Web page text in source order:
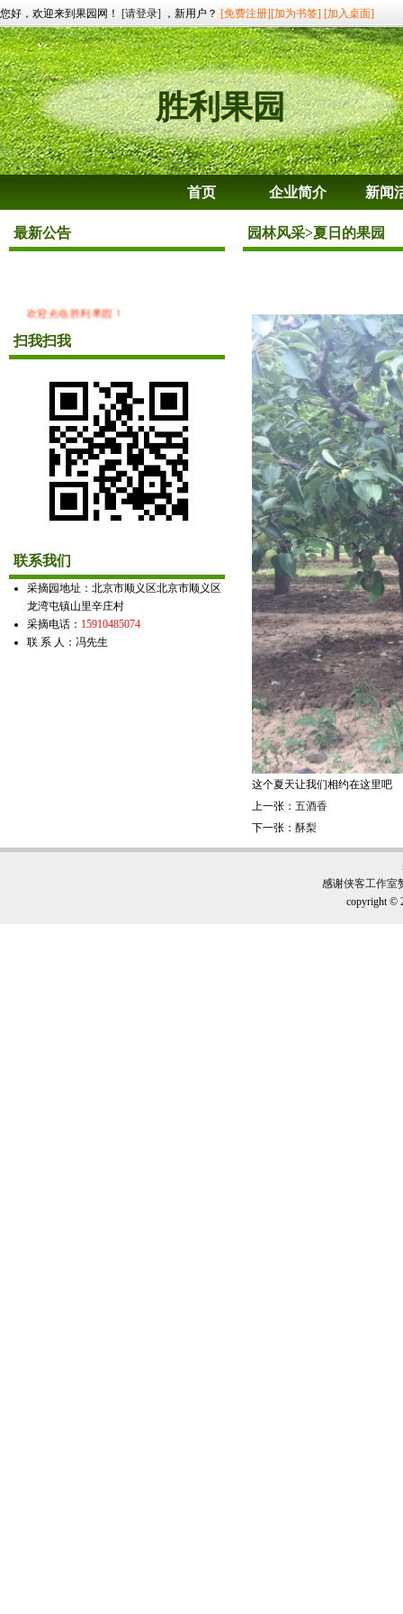
您好，欢迎来到果园网！ [请登录] ，新用户？ [免费注册][加为书签] [加入桌面]
胜利果园
首页 企业简介 新闻
最新公告
欢迎光临胜利果园！
亲们在九月中旬左右跟10月可以考虑一
下，另外有什么问题可以向我前来咨询，
欢迎大家的到来。
扫我扫我
联系我们
采摘园地址：北京市顺义区北京市顺义区
龙湾屯镇山里辛庄村
采摘电话： 15910485074
联 系 人：冯先生
园林风采>夏日的果园
这个夏天让我们相约在这里吧
上一张： 五酒香
下一张： 酥梨
感谢侠客工作室
copyright ©